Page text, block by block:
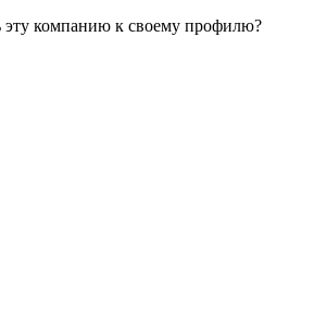
эту компанию к своему профилю?